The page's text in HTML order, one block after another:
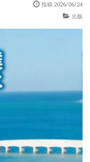
投稿 2026/06/24
出版